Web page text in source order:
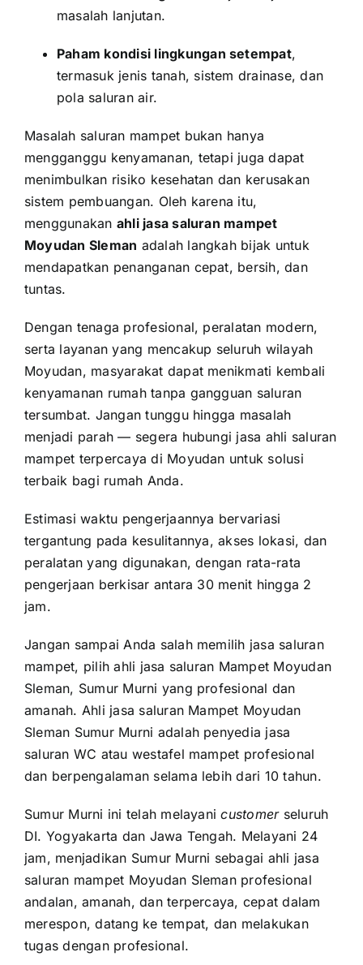
masalah lanjutan.
Paham kondisi lingkungan setempat,
termasuk jenis tanah, sistem drainase, dan
pola saluran air.
Masalah saluran mampet bukan hanya
mengganggu kenyamanan, tetapi juga dapat
menimbulkan risiko kesehatan dan kerusakan
sistem pembuangan. Oleh karena itu,
menggunakan ahli jasa saluran mampet
Moyudan Sleman adalah langkah bijak untuk
mendapatkan penanganan cepat, bersih, dan
tuntas.
Dengan tenaga profesional, peralatan modern,
serta layanan yang mencakup seluruh wilayah
Moyudan, masyarakat dapat menikmati kembali
kenyamanan rumah tanpa gangguan saluran
tersumbat. Jangan tunggu hingga masalah
menjadi parah — segera hubungi jasa ahli saluran
mampet terpercaya di Moyudan untuk solusi
terbaik bagi rumah Anda.
Estimasi waktu pengerjaannya bervariasi
tergantung pada kesulitannya, akses lokasi, dan
peralatan yang digunakan, dengan rata-rata
pengerjaan berkisar antara 30 menit hingga 2
jam.
Jangan sampai Anda salah memilih jasa saluran
mampet, pilih ahli jasa saluran Mampet Moyudan
Sleman, Sumur Murni yang profesional dan
amanah. Ahli jasa saluran Mampet Moyudan
Sleman Sumur Murni adalah penyedia jasa
saluran WC atau westafel mampet profesional
dan berpengalaman selama lebih dari 10 tahun.
Sumur Murni ini telah melayanicustomerseluruh
DI. Yogyakarta dan Jawa Tengah. Melayani 24
jam, menjadikan Sumur Murni sebagai ahli jasa
saluran mampet Moyudan Sleman profesional
andalan, amanah, dan terpercaya, cepat dalam
merespon, datang ke tempat, dan melakukan
tugas dengan profesional.